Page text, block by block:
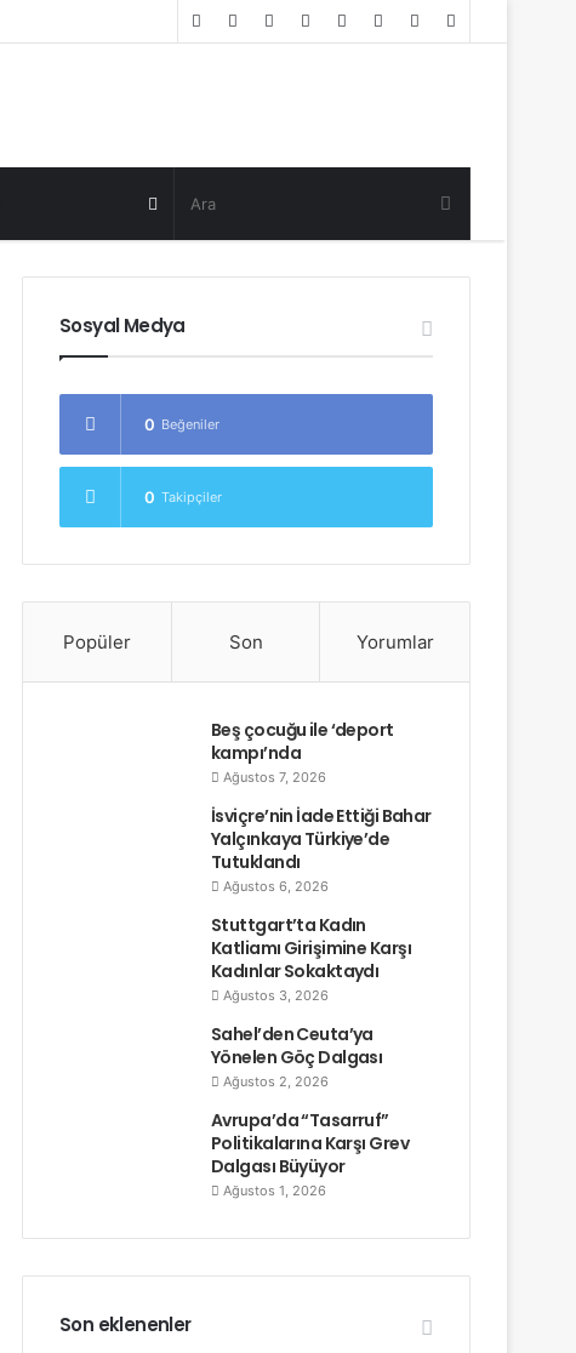
Random
Random
Post
Sosyal Medya
0 Beğeniler
0 Takipçiler
Popüler Son Yorumlar
Beş çocuğu ile ‘deport
kampı’nda
Ağustos 7, 2026
İsviçre’nin İade Ettiği Bahar
Yalçınkaya Türkiye’de
Tutuklandı
Ağustos 6, 2026
Stuttgart’ta Kadın
Katliamı Girişimine Karşı
Kadınlar Sokaktaydı
Ağustos 3, 2026
Sahel’den Ceuta’ya
Yönelen Göç Dalgası
Ağustos 2, 2026
Avrupa’da “Tasarruf”
Politikalarına Karşı Grev
Dalgası Büyüyor
Ağustos 1, 2026
Son eklenenler